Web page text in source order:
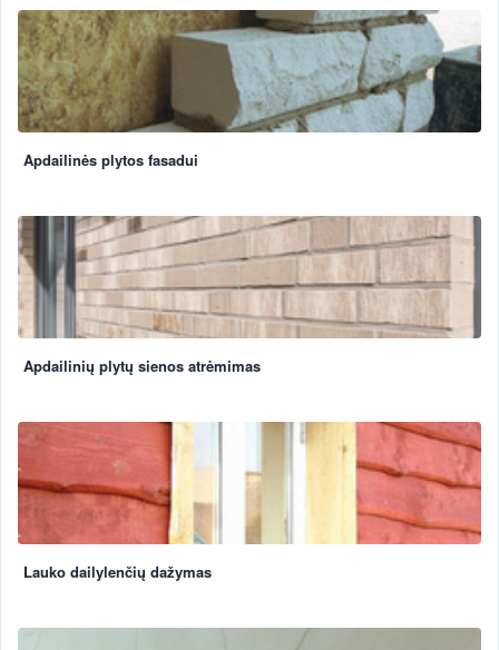
Apdailinės plytos fasadui
Apdailinių plytų sienos atrėmimas
Lauko dailylenčių dažymas